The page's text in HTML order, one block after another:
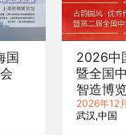
国
2026中
暨全国
智造博
2026年12
武汉 中国